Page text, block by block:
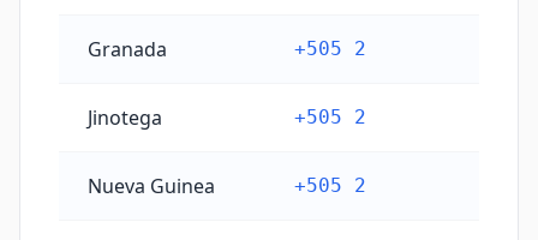
Granada +505 2
Jinotega +505 2
Nueva Guinea +505 2